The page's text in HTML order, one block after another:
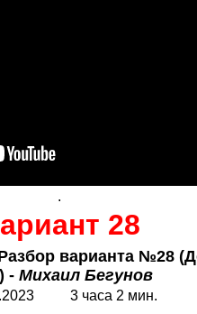
.
28
варианта №28
- Михаил Бегунов
3 часа 2 мин.